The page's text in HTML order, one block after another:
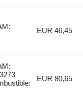
EUR 46,45
EUR 80,65